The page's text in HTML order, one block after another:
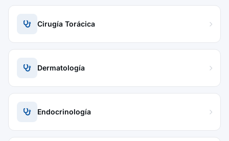
Cirugía Torácica
Dermatología
Endocrinología